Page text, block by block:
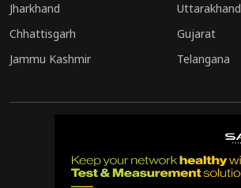
Jharkhand
Uttarakhand
Chhattisgarh
Gujarat
Jammu Kashmir
Telangana